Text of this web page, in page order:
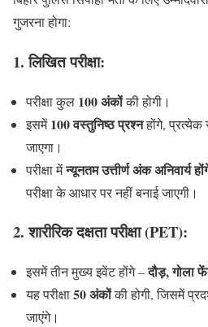
गुजरना होगा:
1. लिखित परीक्षा:
परीक्षा कुल 100 अंकोंकी होगी।
इसमें100 वस्तुनिष्ठ प्रश्नहोंगे, प्रत्येक
जाएगा।
परीक्षा मेंन्यूनतम उत्तीर्ण अंक अनिवार्य
परीक्षा के आधार पर नहीं बनाई जाएगी।
2. शारीरिक दक्षता परीक्षा (PET):
इसमें तीन मुख्य इवेंट होंगे –दौड़,
यह परीक्षा50 अंकोंकी होगी, जिसमें
जाएंगे।